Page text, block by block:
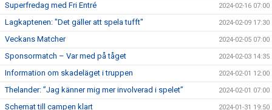
Superfredag med Fri Entré 2024-02-16 07:00
Lagkaptenen: "Det gäller att spela tufft" 2024-02-09 17:30
Veckans Matcher 2024-02-05 07:00
Sponsormatch – Var med på tåget 2024-02-03 14:35
Information om skadeläget i truppen 2024-02-01 12:00
Thelander: ”Jag känner mig mer involverad i spelet” 2024-02-01 07:00
Schemat till campen klart 2024-01-31 19:50